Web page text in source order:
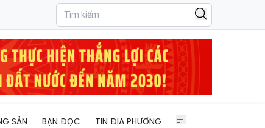
SẢN BẠN ĐỌC TIN ĐỊA PHƯƠNG